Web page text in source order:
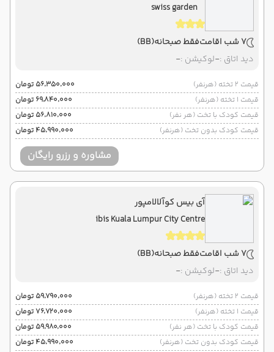
swiss garden
7 شب اقامت فقط صبحانه(BB)
دید اتاق :-لوکیشن :-
قیمت 2 تخته (هرنفر)
۵۶٬۳۵۰٬۰۰۰ تومان
قیمت 1 تخته (هرنفر)
۶۹٬۸۴۰٬۰۰۰ تومان
قیمت کودک با تخت (هر نفر)
۵۶٬۸۱۰٬۰۰۰ تومان
قیمت کودک بدون تخت (هرنفر)
۴۵٬۹۹۰٬۰۰۰ تومان
مشاوره و رزرو رایگان
آی بیس کوآلالامپور
ibis Kuala Lumpur City Centre
7 شب اقامت فقط صبحانه(BB)
دید اتاق :-لوکیشن :-
قیمت 2 تخته (هرنفر)
۵۹٬۷۹۰٬۰۰۰ تومان
قیمت 1 تخته (هرنفر)
۷۶٬۷۲۰٬۰۰۰ تومان
قیمت کودک با تخت (هر نفر)
۵۹٬۹۸۰٬۰۰۰ تومان
قیمت کودک بدون تخت (هرنفر)
۴۵٬۹۹۰٬۰۰۰ تومان